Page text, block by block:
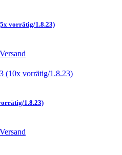
vorrätig/1.8.23)
Versand
1.8.23)
Versand